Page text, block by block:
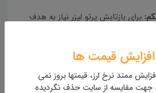
برای بازتابش پرتو لیزر نیاز به هدف
باشد، ممکن است پرتو لیزر به خوبی
گیری ممکن است نادرست یا
افزایش قیمت ها
ممتد نرخ ارز، قیمتها بروز نمی
جهت مقایسه از سایت حذف نگردیده